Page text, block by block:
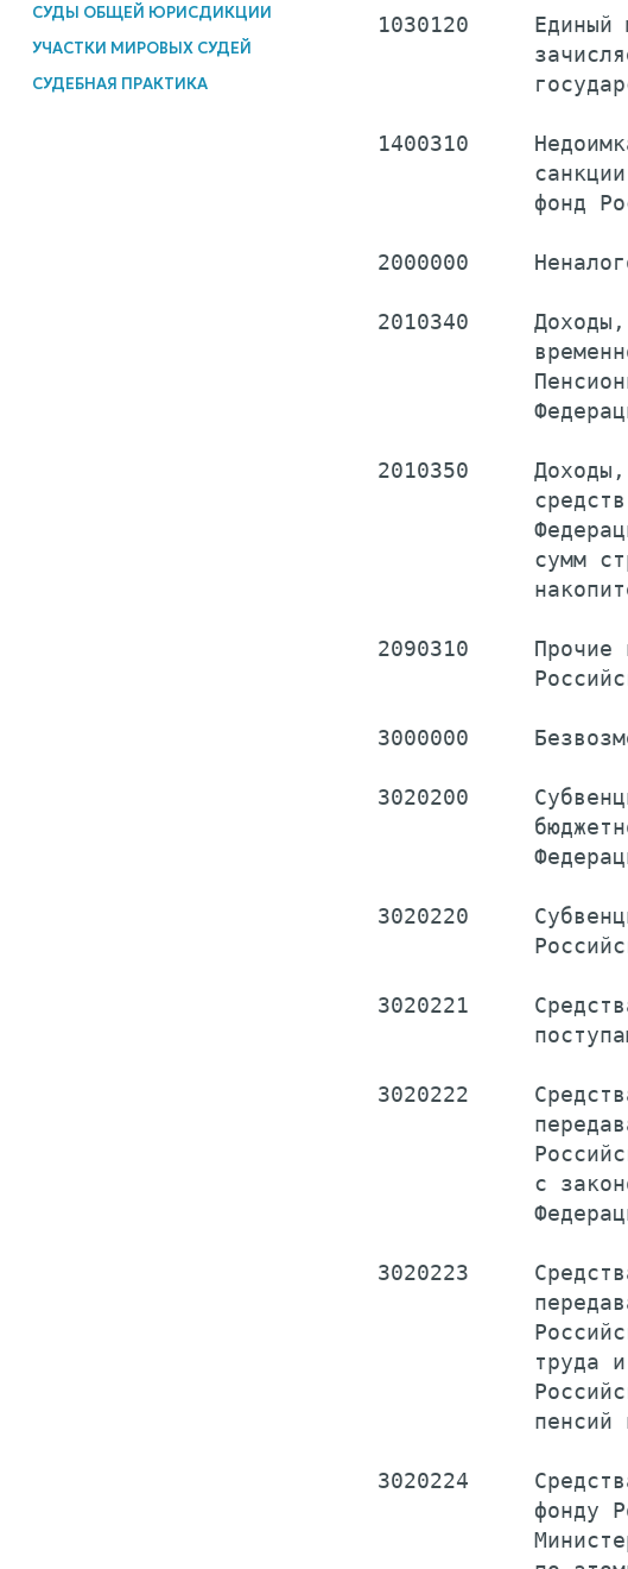
СУДЫ ОБЩЕЙ ЮРИСДИКЦИИ
УЧАСТКИ МИРОВЫХ СУДЕЙ
СУДЕБНАЯ ПРАКТИКА
1030120     Единый
1400310
фонд
2000000
2010340
2010350
сумм
2090310     Прочие
3000000
3020200
3020220
3020221
3020222
с
3020223
труда
пенсий
3020224
фонду